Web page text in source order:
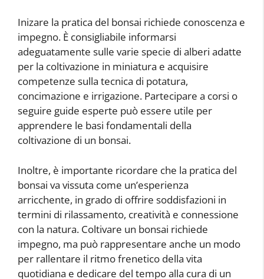
Inizare la pratica del bonsai richiede conoscenza e
impegno. È consigliabile informarsi
adeguatamente sulle varie specie di alberi adatte
per la coltivazione in miniatura e acquisire
competenze sulla tecnica di potatura,
concimazione e irrigazione. Partecipare a corsi o
seguire guide esperte può essere utile per
apprendere le basi fondamentali della
coltivazione di un bonsai.
Inoltre, è importante ricordare che la pratica del
bonsai va vissuta come un’esperienza
arricchente, in grado di offrire soddisfazioni in
termini di rilassamento, creatività e connessione
con la natura. Coltivare un bonsai richiede
impegno, ma può rappresentare anche un modo
per rallentare il ritmo frenetico della vita
quotidiana e dedicare del tempo alla cura di un